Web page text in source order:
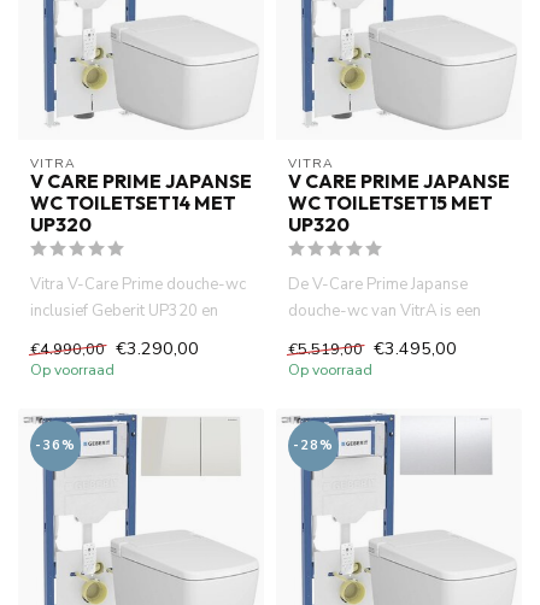
VITRA
V CARE PRIME JAPANSE
WC TOILETSET14 MET
UP320
Vitra V-Care Prime douche-wc
inclusief Geberit UP320 en
Sigma 20 mat witte drukp...
€4.990,00 €3.290,00
Op voorraad
VITRA
V CARE PRIME JAPANSE
WC TOILETSET15 MET
UP320
De V-Care Prime Japanse
douche-wc van VitrA is een
moderne, slimme high-tech
toi...
€5.519,00 €3.495,00
Op voorraad
-36% -28%